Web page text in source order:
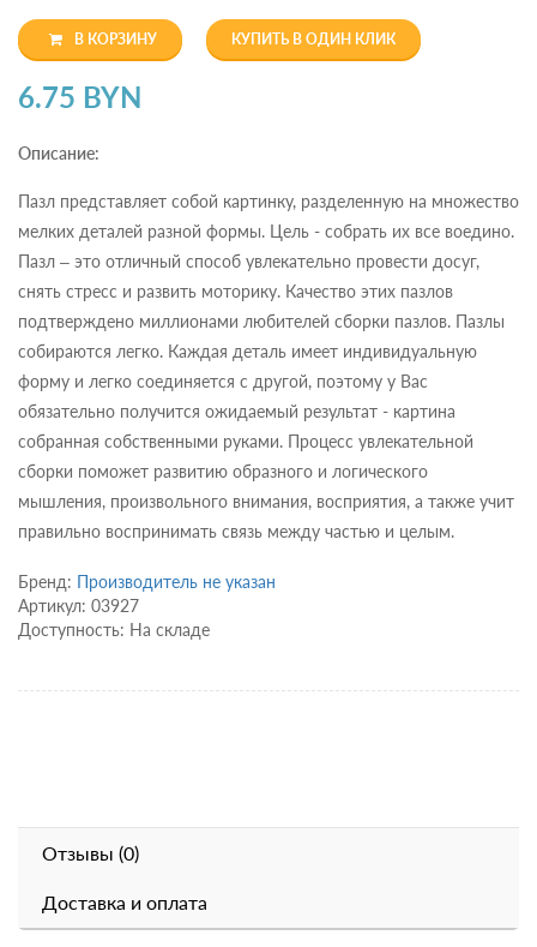
В КОРЗИНУ КУПИТЬ В ОДИН КЛИК
6.75 BYN
Описание:
Пазл представляет собой картинку, разделенную на множество
мелких деталей разной формы. Цель - собрать их все воедино.
Пазл – это отличный способ увлекательно провести досуг,
снять стресс и развить моторику. Качество этих пазлов
подтверждено миллионами любителей сборки пазлов. Пазлы
собираются легко. Каждая деталь имеет индивидуальную
форму и легко соединяется с другой, поэтому у Вас
обязательно получится ожидаемый результат - картина
собранная собственными руками. Процесс увлекательной
сборки поможет развитию образного и логического
мышления, произвольного внимания, восприятия, а также учит
правильно воспринимать связь между частью и целым.
Бренд: Производитель не указан
Артикул: 03927
Доступность: На складе
Отзывы (0)
Доставка и оплата